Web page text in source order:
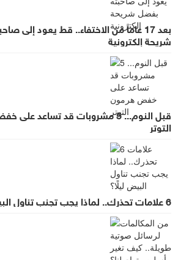
بعد 17 عاماً من الاختفاء.. قط يعود إلى
شريحة إلكترونية
قبل النوم... 5 مشروبات قد تساعد
التوتر
6 علامات تحذرك.. لماذا يجب تجنب تناول البيض ليلًا؟